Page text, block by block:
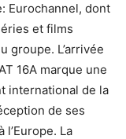
Eurochannel, dont
et films
groupe. L’arrivée
16A marque une
international de la
de ses
La